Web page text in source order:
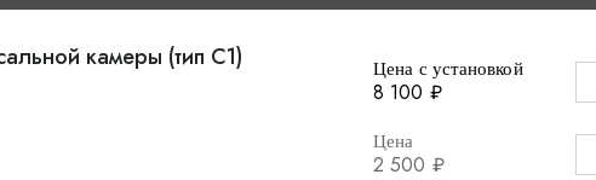
Цена с установкой
8 100 ₽
Цена
2 500 ₽